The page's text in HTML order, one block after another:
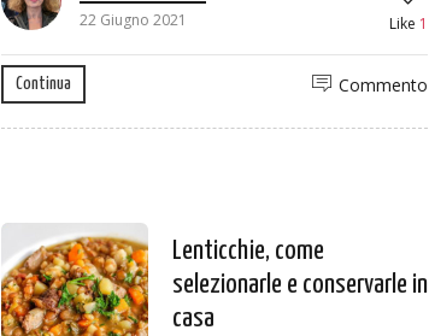
22 Giugno 2021
Like 1
Continua Commento
Lenticchie, come
selezionarle e conservarle in
casa